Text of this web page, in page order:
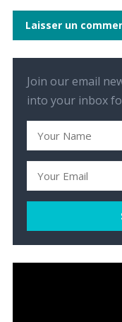
Join our email
into your inbox